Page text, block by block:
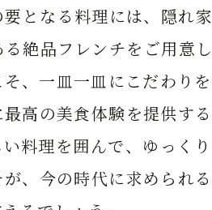
となる料理には、隠れ
る絶品フレンチをご用意
、一皿一皿にこだわり
高の美食体験を提供す
料理を囲んで、ゆっく
、今の時代に求められ